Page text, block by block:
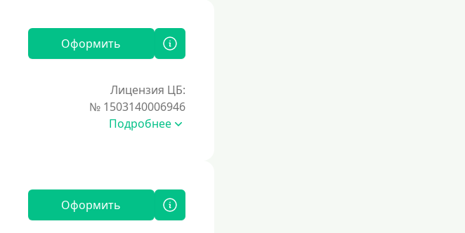
Оформить
Лицензия ЦБ:
№ 1503140006946
Подробнее
Оформить